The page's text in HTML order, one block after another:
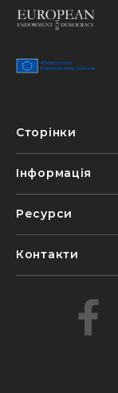
Сторінки
Інформація
Ресурси
Контакти